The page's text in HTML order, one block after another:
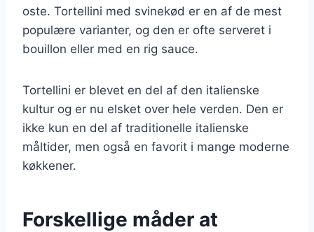
oste. Tortellini med svinekød er en af de mest
populære varianter, og den er ofte serveret i
bouillon eller med en rig sauce.
Tortellini er blevet en del af den italienske
kultur og er nu elsket over hele verden. Den er
ikke kun en del af traditionelle italienske
måltider, men også en favorit i mange moderne
køkkener.
Forskellige måder at